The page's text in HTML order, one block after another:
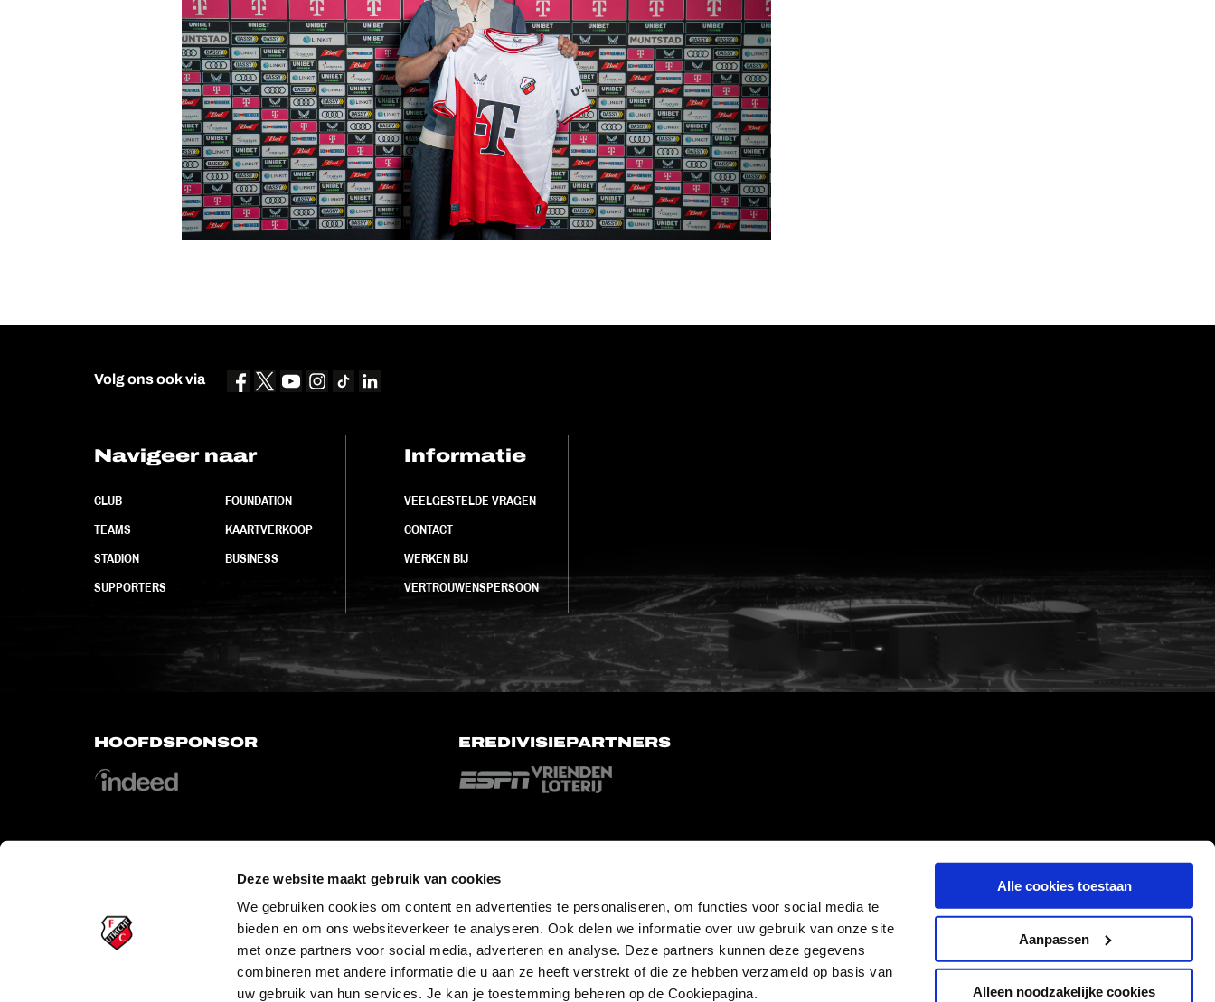
Deze website maakt gebruik van cookies
We gebruiken cookies om content en advertenties te personaliseren, om functies voor social media te
bieden en om ons websiteverkeer te analyseren. Ook delen we informatie over uw gebruik van onze site
met onze partners voor social media, adverteren en analyse. Deze partners kunnen deze gegevens
combineren met andere informatie die u aan ze heeft verstrekt of die ze hebben verzameld op basis van
uw gebruik van hun services. Je kan je toestemming beheren op de Cookiepagina.
Alle cookies toestaan
Aanpassen
Alleen noodzakelijke cookies
Volg ons ook via
Navigeer naar
CLUB
TEAMS
STADION
SUPPORTERS
FOUNDATION
KAARTVERKOOP
BUSINESS
Informatie
VEELGESTELDE VRAGEN
CONTACT
WERKEN BIJ
VERTROUWENSPERSOON
HOOFDSPONSOR EREDIVISIEPARTNERS
OFFICIAL PARTNERS